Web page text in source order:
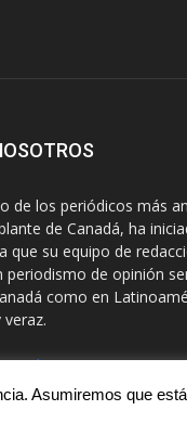
de los periódicos más
de Canadá, ha
que su equipo de
periodismo de opinión
como en
editora@correo.ca
Asumiremos que